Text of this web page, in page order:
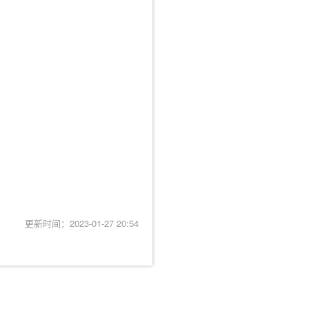
更新时间：2023-01-27 20:54